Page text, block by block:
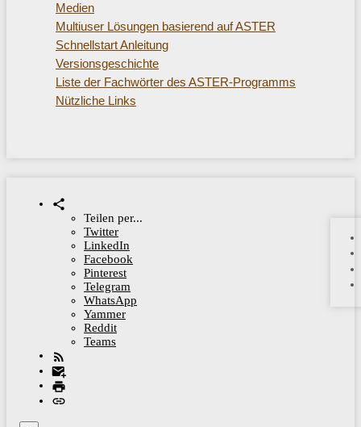
Medien
Multiuser Lösungen basierend auf ASTER
Schnellstart Anleitung
Versionsgeschichte
Liste der Fachwörter des ASTER-Programms
Nützliche Links
Teilen per...
Twitter
LinkedIn
Facebook
Pinterest
Telegram
WhatsApp
Yammer
Reddit
Teams